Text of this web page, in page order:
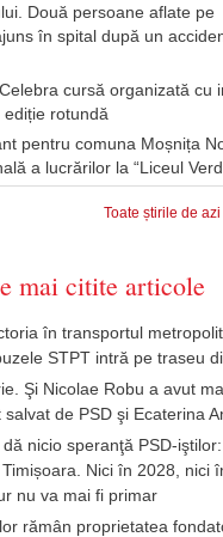
Două persoane aflate pe
în spital după un
cursă organizată cu
rotundă
pentru comuna Moșnița
a lucrărilor la “Liceul
Toate știrile de
mai citite articole
în transportul
STPT intră pe traseu
Şi Nicolae Robu a avut
de PSD şi Ecaterina
nicio speranţă PSD-
Nici în 2028, nici
nu va mai fi primar
rămân proprietatea